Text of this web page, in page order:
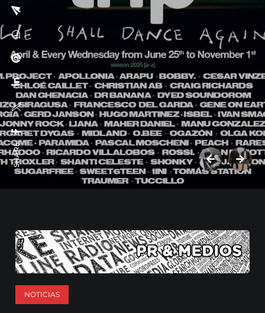
SHARE:
NOTICIAS